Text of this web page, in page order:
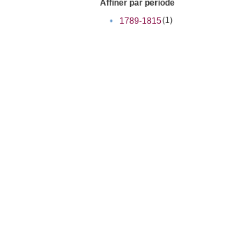
Affiner par période
•
1789-1815(1)